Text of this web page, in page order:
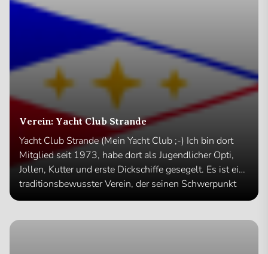
Verein: Yacht Club Strande
Yacht Club Strande (Mein Yacht Club ;-) Ich bin dort
Mitglied seit 1973, habe dort als Jugendlicher Opti,
Jollen, Kutter und erste Dickschiffe gesegelt. Es ist ein
traditionsbewusster Verein, der seinen Schwerpunkt
auf Fahrtensegeln legt. Dies betrifft auch die